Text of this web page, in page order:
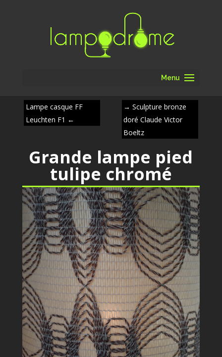
Menu
Lampe casque FF
Leuchten F1 ←
→ Sculpture bronze
doré Claude Victor
Boeltz
Grande lampe pied
tulipe chromé